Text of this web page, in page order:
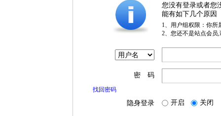
您没有登录或者您
能有如下几个原因
1、用户组权限：你所
2、您还不是站点会员
密 码
找回密码
隐身登录 开启 关闭